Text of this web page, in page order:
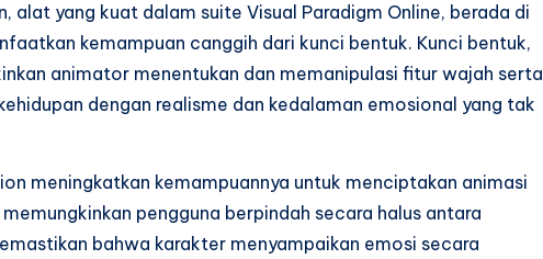
alat yang kuat dalam suite Visual Paradigm Online, berada di
kemampuan canggih dari kunci bentuk. Kunci bentuk,
animator menentukan dan memanipulasi fitur wajah serta
dengan realisme dan kedalaman emosional yang tak
meningkatkan kemampuannya untuk menciptakan animasi
pengguna berpindah secara halus antara
bahwa karakter menyampaikan emosi secara